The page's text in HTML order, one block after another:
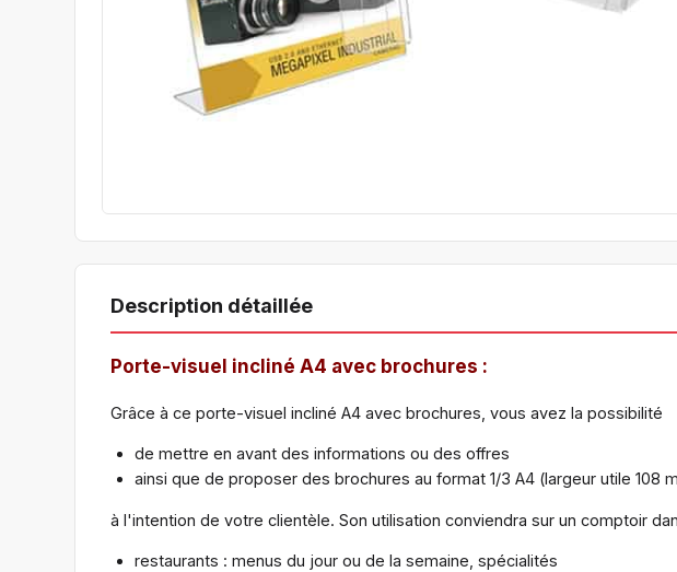
Description détaillée
Porte-visuel incliné A4 avec brochures :
Grâce à ce porte-visuel incliné A4 avec brochures, vous avez la possibilité
de mettre en avant des informations ou des offres
ainsi que de proposer des brochures au format 1/3 A4 (largeur utile 108
à l'intention de votre clientèle. Son utilisation conviendra sur un comptoir
restaurants : menus du jour ou de la semaine, spécialités